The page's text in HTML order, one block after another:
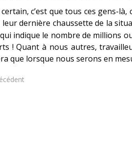
c’est que tous ces gens-
leur dernière chaussette de la
qui indique le nombre de millions
! Quant à nous autres,
que lorsque nous serons en